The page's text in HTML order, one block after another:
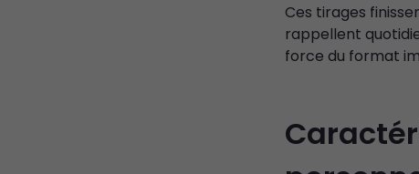
Ces tirages
rappellent
force du format